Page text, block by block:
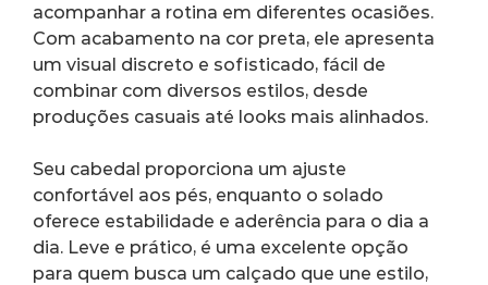
acompanhar a rotina em diferentes ocasiões.
Com acabamento na cor preta, ele apresenta
um visual discreto e sofisticado, fácil de
combinar com diversos estilos, desde
produções casuais até looks mais alinhados.
Seu cabedal proporciona um ajuste
confortável aos pés, enquanto o solado
oferece estabilidade e aderência para o dia a
dia. Leve e prático, é uma excelente opção
para quem busca um calçado que une estilo,